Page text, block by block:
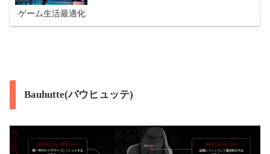
ゲーム生活最適化
Bauhutte(バウヒュッテ)